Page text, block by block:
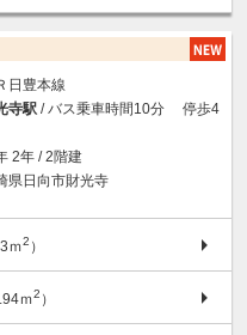
日豊本線
寺駅 / バス乗車時間10分 停歩4
2年 / 2階建
県日向市財光寺
ｍ2 ）
ｍ2 ）